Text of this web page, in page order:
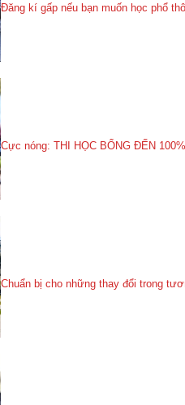
Đăng kí gấp nếu bạn muốn học phổ
Cực nóng: THI HỌC BỔNG ĐẾN
Chuẩn bị cho những thay đổi trong